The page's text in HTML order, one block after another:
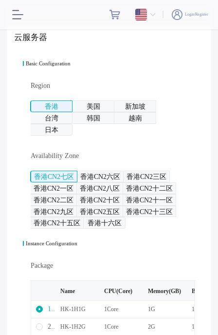
Login/Register
云服务器
Basic Configuration
Region
香港 美国
新加坡
台湾
韩国
越南
日本
Availability Zone
香港CN2七区 香港CN2六区
香港CN2三区
香港CN2一区
香港CN2八区
香港CN2十二区
香港CN2二区
香港CN2十区
香港CN2十一区
香港CN2九区
香港CN2五区
香港CN2十三区
香港CN2十五区
香港十六区
Instance Configuration
Package
Name CPU(Core) Memory(GB)
1 HK-1H1G 1Core 1G 10M
2 HK-1H2G 1Core 2G 10M